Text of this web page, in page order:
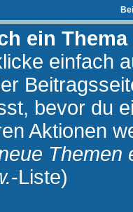
ein
einfach
bevor du
Aktionen
Themen
-Liste)